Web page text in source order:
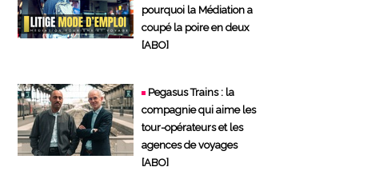
pourquoi la Médiation a
coupé la poire en deux
[ABO]
Pegasus Trains : la
compagnie qui aime les
tour-opérateurs et les
agences de voyages
[ABO]